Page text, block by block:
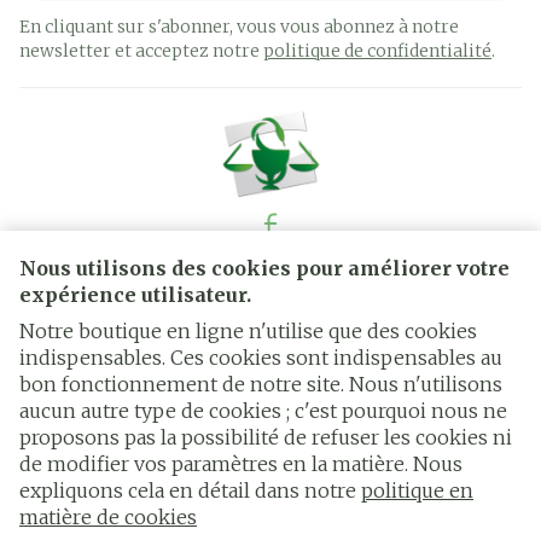
Nous utilisons des cookies pour améliorer votre
expérience utilisateur.
Notre boutique en ligne n'utilise que des cookies
indispensables. Ces cookies sont indispensables au
bon fonctionnement de notre site. Nous n'utilisons
aucun autre type de cookies ; c'est pourquoi nous ne
proposons pas la possibilité de refuser les cookies ni
de modifier vos paramètres en la matière. Nous
expliquons cela en détail dans notre politique en
matière de cookies
En cliquant sur s'abonner, vous vous abonnez à notre
newsletter et acceptez notre politique de confidentialité.
Liens légaux